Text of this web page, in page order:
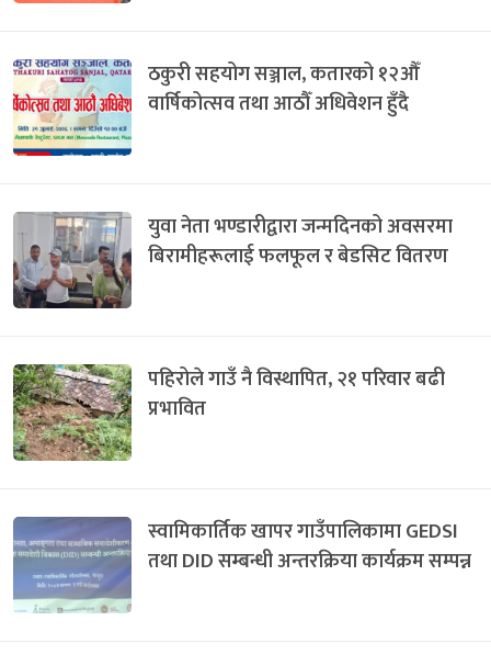
ठकुरी सहयोग सञ्जाल, कतारको १२औँ
वार्षिकोत्सव तथा आठौँ अधिवेशन हुँदै
युवा नेता भण्डारीद्वारा जन्मदिनको अवसरमा
बिरामीहरूलाई फलफूल र बेडसिट वितरण
पहिरोले गाउँ नै विस्थापित, २१ परिवार बढी
प्रभावित
स्वामिकार्तिक खापर गाउँपालिकामा GEDSI
तथा DID सम्बन्धी अन्तरक्रिया कार्यक्रम सम्पन्न